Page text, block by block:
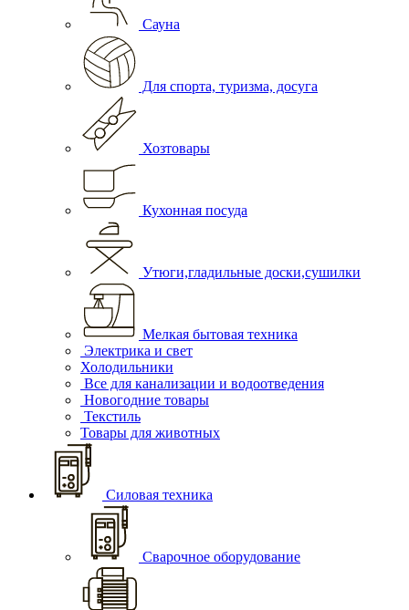
Сауна
Для спорта, туризма, досуга
Хозтовары
Кухонная посуда
Утюги,гладильные доски,сушилки
Мелкая бытовая техника
Электрика и свет
Холодильники
Все для канализации и водоотведения
Новогодние товары
Текстиль
Товары для животных
Силовая техника
Сварочное оборудование